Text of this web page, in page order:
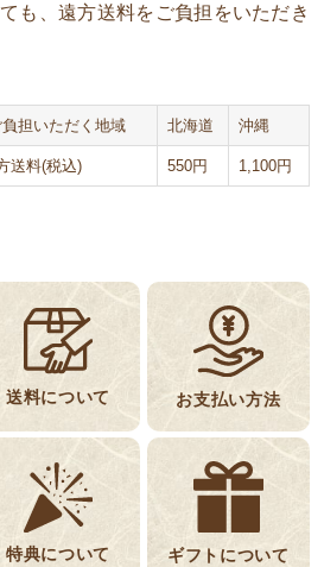
も、遠方送料をご負担をいただき
担いただく地域 北海道 沖縄
送料(税込) 550円 1,100円
送料について お支払い方法
特典について ギフトについて